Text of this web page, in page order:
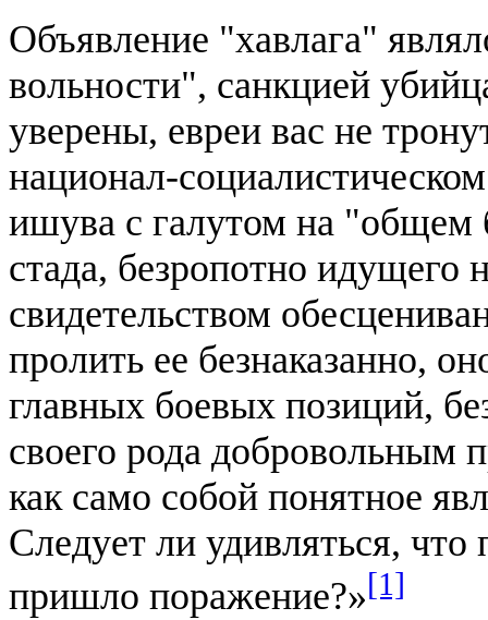
Объявление "хавлага"
вольности", санкцией
уверены, евреи вас не
национал-
ишува с галутом на "общем
стада, безропотно идущего
свидетельством
пролить ее безнаказанно,
главных боевых позиций,
своего рода добровольным
как само собой понятное
Следует ли удивляться, что
пришло поражение?»[1]